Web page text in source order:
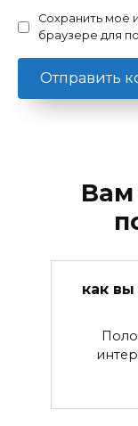
Сохранить моё
браузере для
как вы